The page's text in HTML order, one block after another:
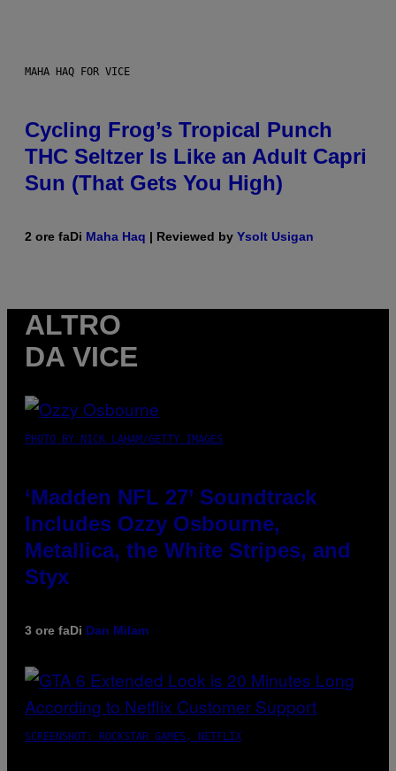
MAHA HAQ FOR VICE
Cycling Frog’s Tropical Punch
THC Seltzer Is Like an Adult Capri
Sun (That Gets You High)
2 ore faDi Maha Haq | Reviewed by Ysolt Usigan
ALTRO
DA VICE
PHOTO BY NICK LAHAM/GETTY IMAGES
‘Madden NFL 27’ Soundtrack
Includes Ozzy Osbourne,
Metallica, the White Stripes, and
Styx
3 ore faDi Dan Milam
SCREENSHOT: ROCKSTAR GAMES, NETFLIX